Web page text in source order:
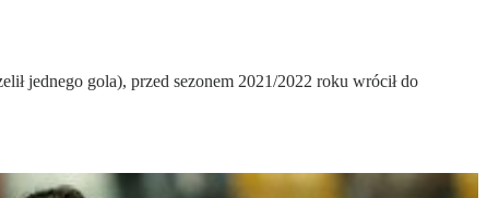
jednego gola), przed sezonem 2021/2022 roku wrócił do